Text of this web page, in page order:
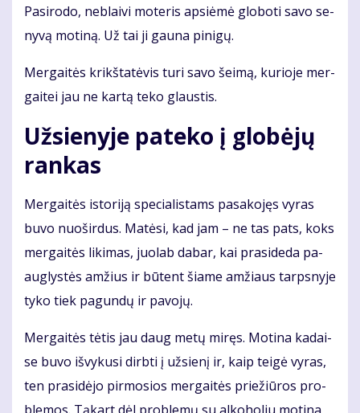
Pa­si­ro­do, ne­blai­vi mo­te­ris ap­si­ė­mė glo­bo­ti sa­vo se­
ny­vą mo­ti­ną. Už tai ji gau­na pi­ni­gų.
Mer­gai­tės krikš­ta­tė­vis tu­ri sa­vo šei­mą, ku­rio­je mer­
gai­tei jau ne kar­tą te­ko glaus­tis.
Už­sie­ny­je pa­te­ko į glo­bė­jų
ran­kas
Mer­gai­tės is­to­ri­ją spe­cia­lis­tams pa­sa­ko­jęs vy­ras
bu­vo nuo­šir­dus. Ma­tė­si, kad jam – ne tas pats, koks
mer­gai­tės li­ki­mas, juo­lab da­bar, kai pra­si­de­da pa­
aug­lys­tės am­žius ir bū­tent šia­me am­žiaus tarps­ny­je
ty­ko tiek pa­gun­dų ir pa­vo­jų.
Mer­gai­tės tė­tis jau daug me­tų mi­ręs. Mo­ti­na ka­dai­
se bu­vo iš­vy­ku­si dirb­ti į už­sie­nį ir, kaip tei­gė vy­ras,
ten pra­si­dė­jo pir­mo­sios mer­gai­tės prie­žiū­ros pro­